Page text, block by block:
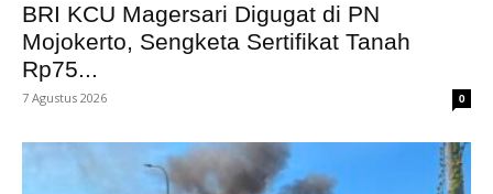
BRI KCU Magersari Digugat di PN
Mojokerto, Sengketa Sertifikat Tanah
Rp75...
7 Agustus 2026 0